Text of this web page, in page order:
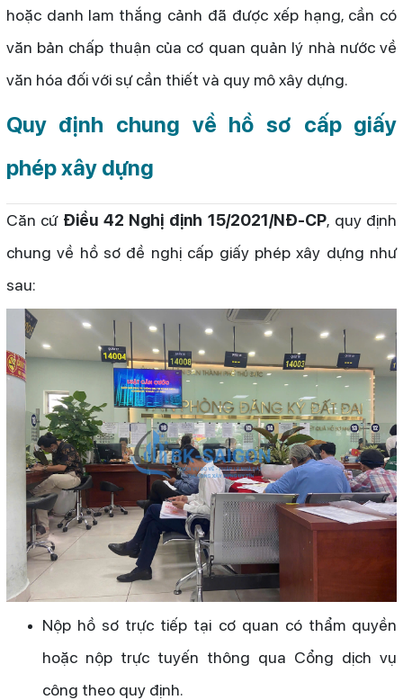
hoặc danh lam thắng cảnh đã được xếp hạng, cần có
văn bản chấp thuận của cơ quan quản lý nhà nước về
văn hóa đối với sự cần thiết và quy mô xây dựng.
Quy định chung về hồ sơ cấp giấy
phép xây dựng
Căn cứ Điều 42 Nghị định 15/2021/NĐ-CP, quy định
chung về hồ sơ đề nghị cấp giấy phép xây dựng như
sau:
Nộp hồ sơ trực tiếp tại cơ quan có thẩm quyền
hoặc nộp trực tuyến thông qua Cổng dịch vụ
công theo quy định.